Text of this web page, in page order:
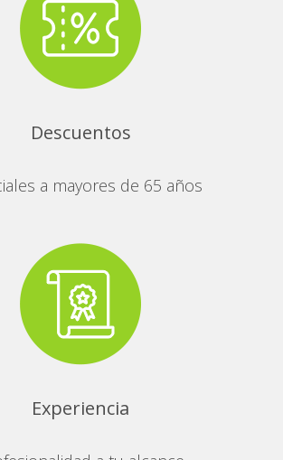
Descuentos
a mayores de 65 años
Experiencia